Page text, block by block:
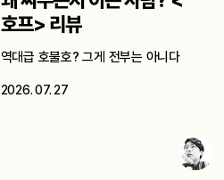
호프> 리뷰
역대급 호불호? 그게 전부는 아니다
2026. 07. 27